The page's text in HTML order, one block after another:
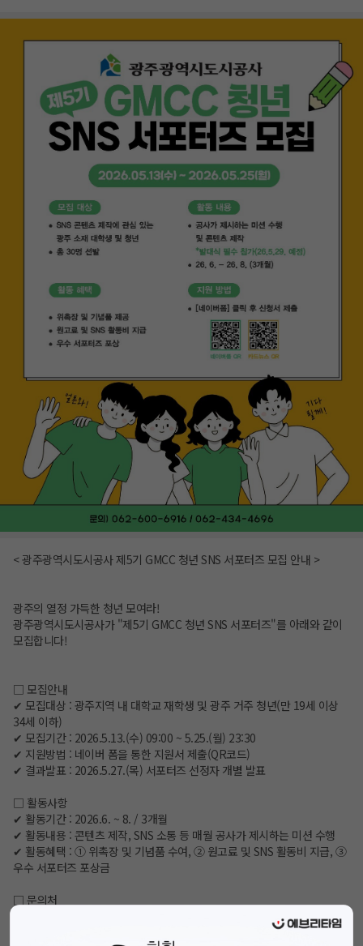
< 광주광역시도시공사 제5기 GMCC 청년 SNS 서포터즈 모집 안내 >
광주의 열정 가득한 청년 모여라!
광주광역시도시공사가 "제5기 GMCC 청년 SNS 서포터즈"를 아래와 같이
모집합니다!
□ 모집안내
✔ 모집대상 : 광주지역 내 대학교 재학생 및 광주 거주 청년(만 19세 이상
34세 이하)
✔ 모집기간 : 2026.5.13.(수) 09:00 ~ 5.25.(월) 23:30
✔ 지원방법 : 네이버 폼을 통한 지원서 제출(QR코드)
✔ 결과발표 : 2026.5.27.(목) 서포터즈 선정자 개별 발표
□ 활동사항
✔ 활동기간 : 2026.6. ~ 8. / 3개월
✔ 활동내용 : 콘텐츠 제작, SNS 소통 등 매월 공사가 제시하는 미션 수행
✔ 활동혜택 : ① 위촉장 및 기념품 수여, ② 원고료 및 SNS 활동비 지급, ③
우수 서포터즈 포상금
□ 문의처
광주광역시도시공사 대외협력실 SNS서포터즈 담당 : 062-600-6916 /